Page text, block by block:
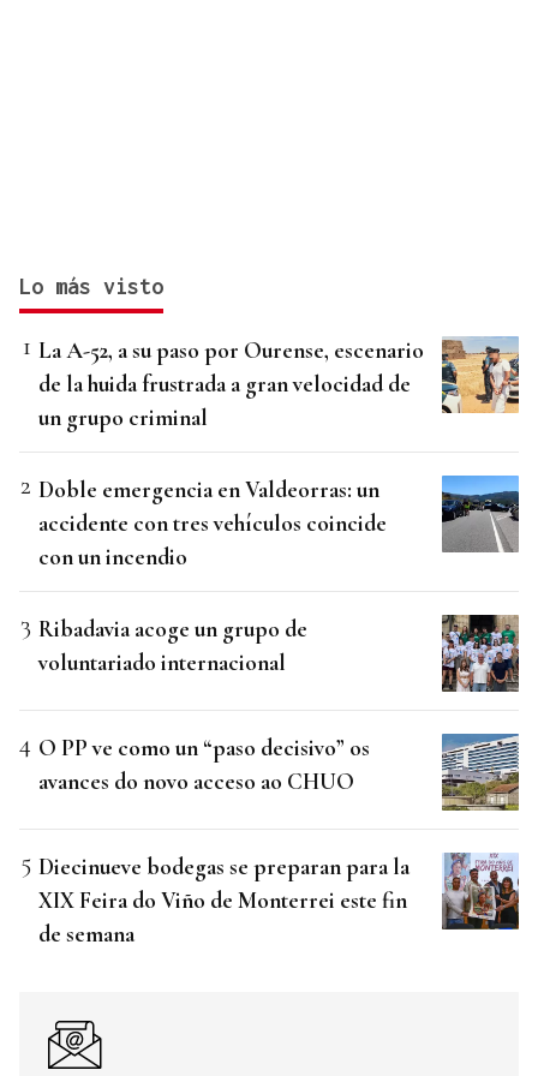
Lo más visto
La A-52, a su paso por Ourense, escenario
de la huida frustrada a gran velocidad de
un grupo criminal
Doble emergencia en Valdeorras: un
accidente con tres vehículos coincide
con un incendio
Ribadavia acoge un grupo de
voluntariado internacional
O PP ve como un “paso decisivo” os
avances do novo acceso ao CHUO
Diecinueve bodegas se preparan para la
XIX Feira do Viño de Monterrei este fin
de semana